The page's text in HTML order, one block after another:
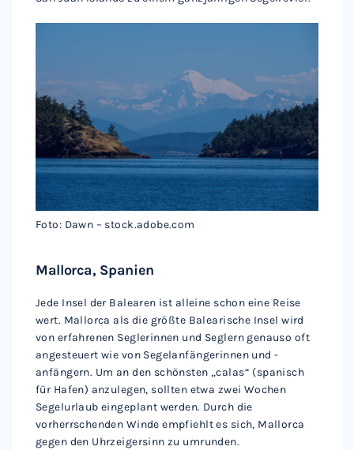
Foto: Dawn – stock.adobe.com
Mallorca, Spanien
Jede Insel der Balearen ist alleine schon eine Reise
wert. Mallorca als die größte Balearische Insel wird
von erfahrenen Seglerinnen und Seglern genauso oft
angesteuert wie von Segelanfängerinnen und -
anfängern. Um an den schönsten „calas“ (spanisch
für Hafen) anzulegen, sollten etwa zwei Wochen
Segelurlaub eingeplant werden. Durch die
vorherrschenden Winde empfiehlt es sich, Mallorca
gegen den Uhrzeigersinn zu umrunden.